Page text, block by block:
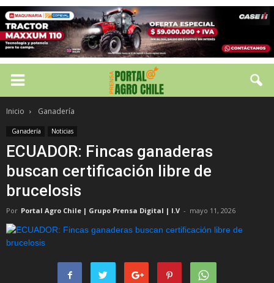
Inicio Ganadería
Ganadería Noticias
ECUADOR: Fincas ganaderas
buscan certificación libre de
brucelosis
Por Portal Agro Chile | Grupo Prensa Digital | I.V - mayo 11, 2026